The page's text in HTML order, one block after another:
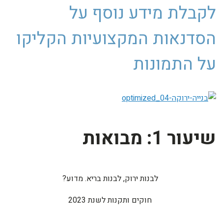
לקבלת מידע נוסף על
הסדנאות המקצועיות הקליקו
על התמונות
שיעור 1: מבואות
לבנות ירוק, לבנות בריא. מדוע?
חוקים ותקנות לשנת 2023